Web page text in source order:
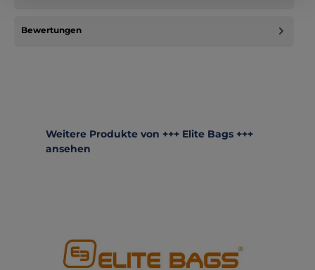
Bewertungen
Produktgalerie überspringen
Weitere Produkte von +++ Elite Bags +++
ansehen